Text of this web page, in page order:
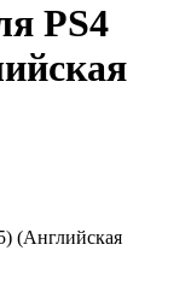
PS4